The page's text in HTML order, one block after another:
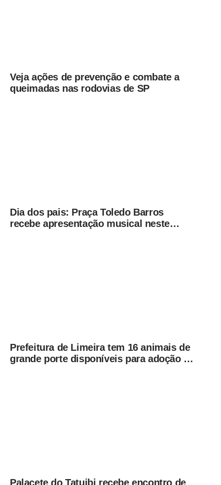
Veja ações de prevenção e combate a
queimadas nas rodovias de SP
Dia dos pais: Praça Toledo Barros
recebe apresentação musical neste
Prefeitura de Limeira tem 16 animais de
grande porte disponíveis para adoção no
Palacete do Tatuibi recebe encontro de